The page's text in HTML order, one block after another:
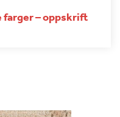
farger – oppskrift